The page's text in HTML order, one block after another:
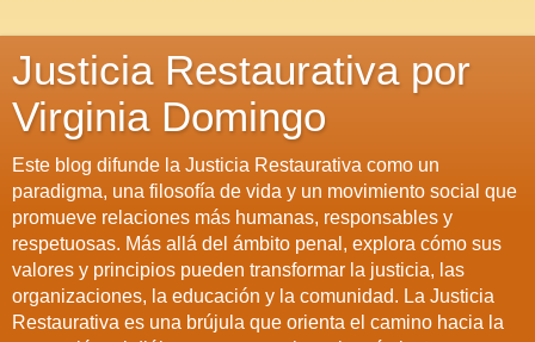
Justicia Restaurativa por
Virginia Domingo
Este blog difunde la Justicia Restaurativa como un
paradigma, una filosofía de vida y un movimiento social que
promueve relaciones más humanas, responsables y
respetuosas. Más allá del ámbito penal, explora cómo sus
valores y principios pueden transformar la justicia, las
organizaciones, la educación y la comunidad. La Justicia
Restaurativa es una brújula que orienta el camino hacia la